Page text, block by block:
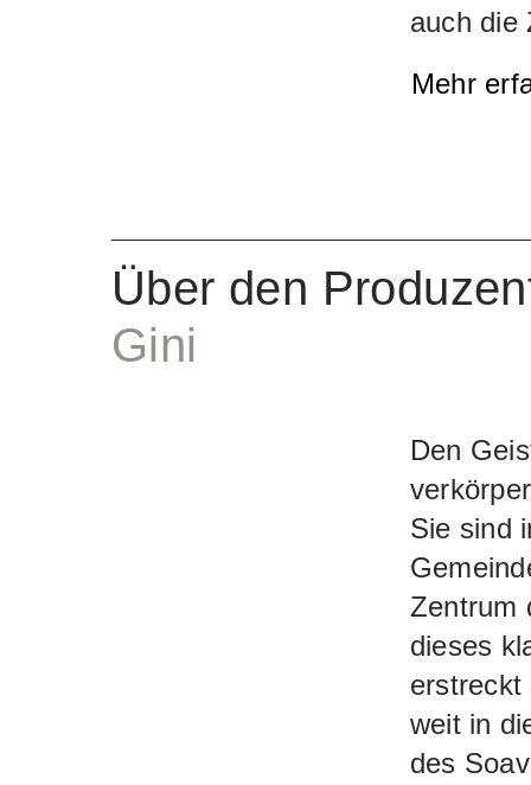
auch die
und zum
mit
Mehr
Über den
Gini
Den
Sie sind
Zentrum
dieses
erstreckt
weit in
des